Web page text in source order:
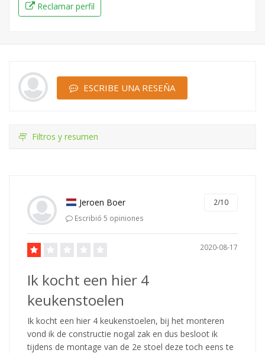
Reclamar perfil
ESCRIBE UNA RESEÑA
Filtros y resumen
Jeroen Boer
2/10
Escribió 5 opiniones
2020-08-17
Ik kocht een hier 4
keukenstoelen
Ik kocht een hier 4 keukenstoelen, bij het monteren
vond ik de constructie nogal zak en dus besloot ik
tijdens de montage van de 2e stoel deze toch eens te